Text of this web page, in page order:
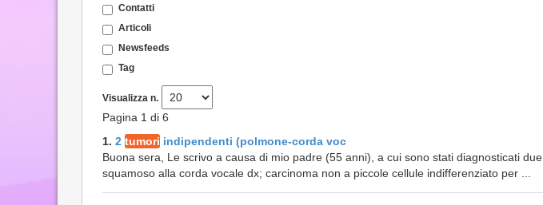
Contatti
Articoli
Newsfeeds
Tag
Visualizza n.
Pagina 1 di 6
1. 2 tumori indipendenti (polmone-corda voc
Buona sera, Le scrivo a causa di mio padre (55 anni), a cui sono stati diagnosticati due
squamoso alla corda vocale dx; carcinoma non a piccole cellule indifferenziato per ...